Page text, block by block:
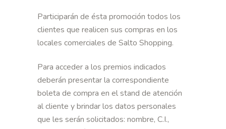
Participarán de ésta promoción todos los
clientes que realicen sus compras en los
locales comerciales de Salto Shopping.
Para acceder a los premios indicados
deberán presentar la correspondiente
boleta de compra en el stand de atención
al cliente y brindar los datos personales
que les serán solicitados: nombre, C.I.,